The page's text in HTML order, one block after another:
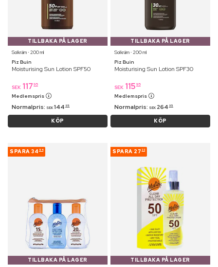
TILLBAKA PÅ LAGER
Solkräm ⋅ 200 ml
Piz Buin
Moisturising Sun Lotion SPF50
SEK 117 95
Medlemspris
Normalpris: SEK 144 95
KÖP
TILLBAKA PÅ LAGER
Solkräm ⋅ 200 ml
Piz Buin
Moisturising Sun Lotion SPF30
SEK 115 95
Medlemspris
Normalpris: SEK 264 95
KÖP
SPARA 34 94
TILLBAKA PÅ LAGER
SPARA 27 33
TILLBAKA PÅ LAGER